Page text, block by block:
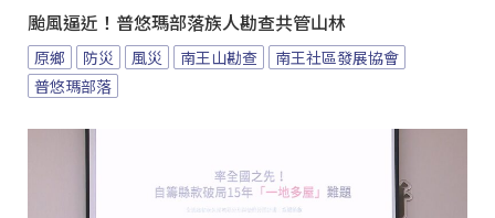
颱風逼近！普悠瑪部落族人勘查共管山林
原鄉 防災 風災 南王山勘查
南王社區發展協會
普悠瑪部落